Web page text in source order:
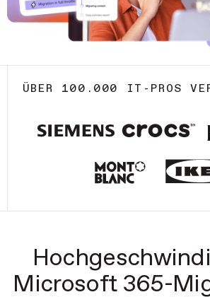
ÜBER 100.000 IT-PROS
Microsoft 365-